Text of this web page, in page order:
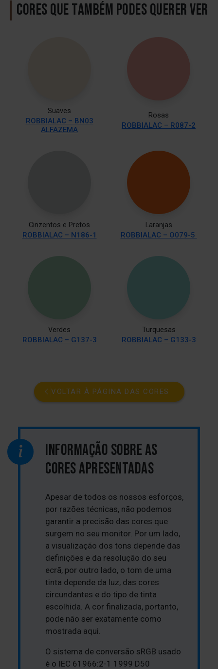
CORES QUE TAMBÉM PODES QUERER VER
Suaves
ROBBIALAC – BN03
ALFAZEMA
Rosas
ROBBIALAC – R087-2
Cinzentos e Pretos
ROBBIALAC – N186-1
Laranjas
ROBBIALAC – O079-5
Verdes
ROBBIALAC – G137-3
Turquesas
ROBBIALAC – G133-3
VOLTAR À PÁGINA DAS CORES
INFORMAÇÃO SOBRE AS
CORES APRESENTADAS
Apesar de todos os nossos esforços,
por razões técnicas, não podemos
garantir a precisão das cores que
surgem no seu monitor. Por um lado,
a visualização dos tons depende das
definições e da resolução do seu
ecrã, por outro lado, o tom de uma
tinta depende da luz, das cores
circundantes e do tipo de tinta
escolhida. A cor finalizada, portanto,
pode não ser exatamente como
mostrada aqui.
O sistema de conversão sRGB usado
é o IEC 61966:2-1 1999 D50